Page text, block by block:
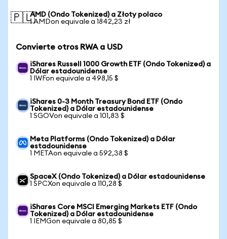
🇵🇱AMD (Ondo Tokenized) a Złoty polaco
1 AMDon equivale a 1842,23 zł
Convierte otros RWA a USD
iShares Russell 1000 Growth ETF (Ondo Tokenized) a
Dólar estadounidense
1 IWFon equivale a 498,15 $
iShares 0-3 Month Treasury Bond ETF (Ondo
Tokenized) a Dólar estadounidense
1 SGOVon equivale a 101,83 $
Meta Platforms (Ondo Tokenized) a Dólar
estadounidense
1 METAon equivale a 592,38 $
SpaceX (Ondo Tokenized) a Dólar estadounidense
1 SPCXon equivale a 110,28 $
iShares Core MSCI Emerging Markets ETF (Ondo
Tokenized) a Dólar estadounidense
1 IEMGon equivale a 80,85 $